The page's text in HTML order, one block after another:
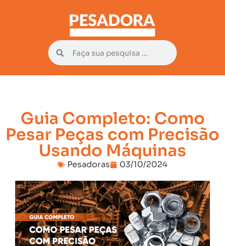
Guia Completo: Como
Pesar Peças com Precisão
Usando Máquinas
Pesadoras 03/10/2024